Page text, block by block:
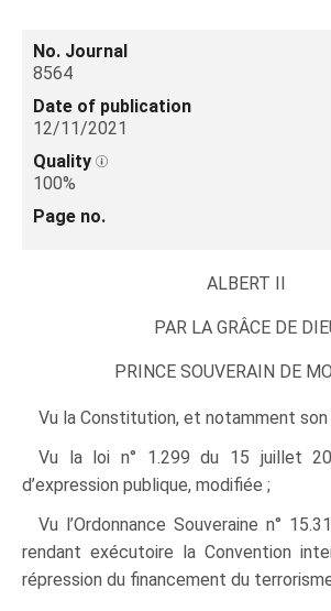
No. Journal
8564
Date of publication
12/11/2021
Quality
100%
Page no.
ALBERT II
PAR LA GRÂCE DE
PRINCE SOUVERAIN DE
Vu la Constitution, et notamment
Vu la loi n° 1.299 du 15 juillet
d’expression publique, modifiée ;
Vu l’Ordonnance Souveraine n°
rendant exécutoire la Convention
répression du financement du